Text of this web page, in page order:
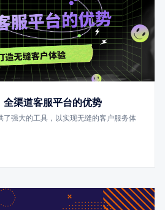
渠道客服平台的优势
了强大的工具，以实现无缝的客户服务体